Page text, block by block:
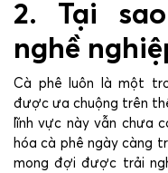
2. Tại
nghề
Cà phê luôn là một
được ưa chuộng trên
lĩnh vực này vẫn chưa
hóa cà phê ngày càng
mong đợi được trải